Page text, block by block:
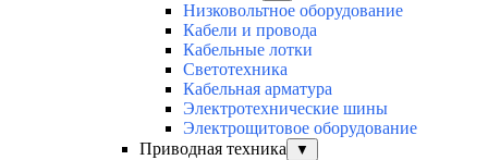
Низковольтное оборудование
Кабели и провода
Кабельные лотки
Светотехника
Кабельная арматура
Электротехнические шины
Электрощитовое оборудование
Приводная техника
▼